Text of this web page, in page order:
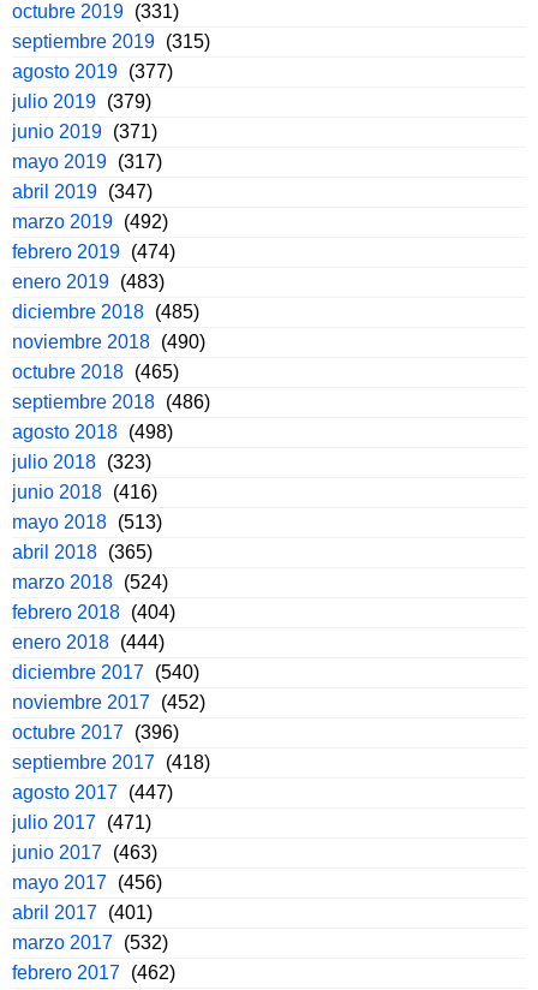
octubre 2019 (331)
septiembre 2019 (315)
agosto 2019 (377)
julio 2019 (379)
junio 2019 (371)
mayo 2019 (317)
abril 2019 (347)
marzo 2019 (492)
febrero 2019 (474)
enero 2019 (483)
diciembre 2018 (485)
noviembre 2018 (490)
octubre 2018 (465)
septiembre 2018 (486)
agosto 2018 (498)
julio 2018 (323)
junio 2018 (416)
mayo 2018 (513)
abril 2018 (365)
marzo 2018 (524)
febrero 2018 (404)
enero 2018 (444)
diciembre 2017 (540)
noviembre 2017 (452)
octubre 2017 (396)
septiembre 2017 (418)
agosto 2017 (447)
julio 2017 (471)
junio 2017 (463)
mayo 2017 (456)
abril 2017 (401)
marzo 2017 (532)
febrero 2017 (462)